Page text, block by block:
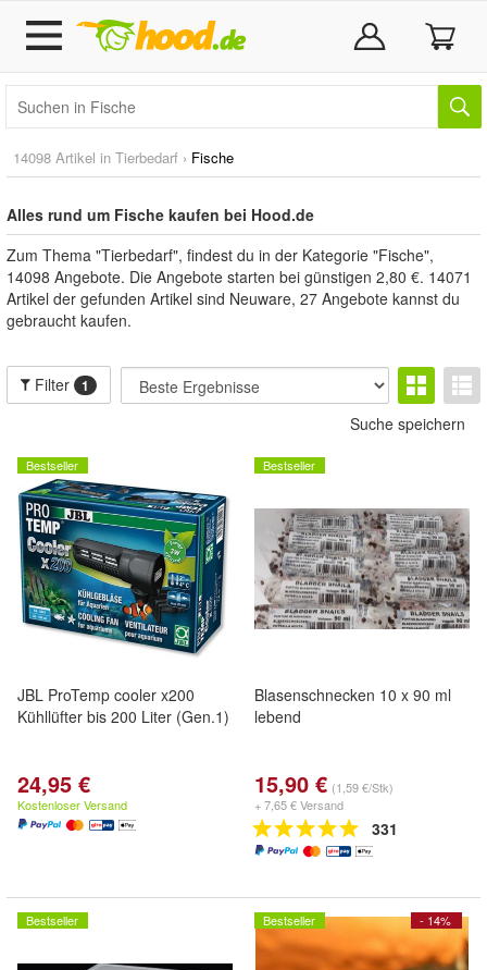
14098 Artikel in Tierbedarf › Fische
Alles rund um Fische kaufen bei Hood.de
Zum Thema "Tierbedarf", findest du in der Kategorie "Fische",
14098 Angebote. Die Angebote starten bei günstigen 2,80 €. 14071
Artikel der gefunden Artikel sind Neuware, 27 Angebote kannst du
gebraucht kaufen.
Filter 1
Suche speichern
Bestseller
JBL ProTemp cooler x200
Kühllüfter bis 200 Liter (Gen.1)
24,95 €
Kostenloser Versand
Bestseller
Blasenschnecken 10 x 90 ml
lebend
15,90 € (1,59 €/Stk)
+ 7,65 € Versand
331
Bestseller - 14%
Bestseller